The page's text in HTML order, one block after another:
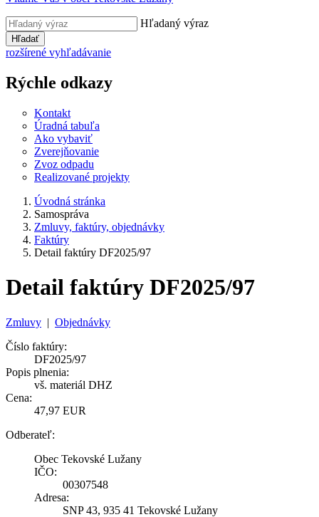
Hľadaný výraz
Hľadať
rozšírené vyhľadávanie
Rýchle odkazy
Kontakt
Úradná tabuľa
Ako vybaviť
Zverejňovanie
Zvoz odpadu
Realizované projekty
Úvodná stránka
Samospráva
Zmluvy, faktúry, objednávky
Faktúry
Detail faktúry DF2025/97
Detail faktúry DF2025/97
Zmluvy | Objednávky
Číslo faktúry:
DF2025/97
Popis plnenia:
vš. materiál DHZ
Cena:
47,97 EUR
Odberateľ:
Obec Tekovské Lužany
IČO:
00307548
Adresa:
SNP 43, 935 41 Tekovské Lužany